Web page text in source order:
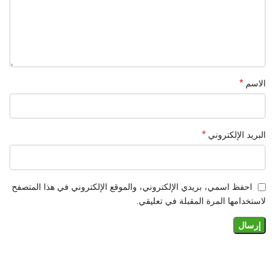
الاسم *
البريد الإلكتروني *
احفظ اسمي، بريدي الإلكتروني، والموقع الإلكتروني في هذا المتصفح
لاستخدامها المرة المقبلة في تعليقي.